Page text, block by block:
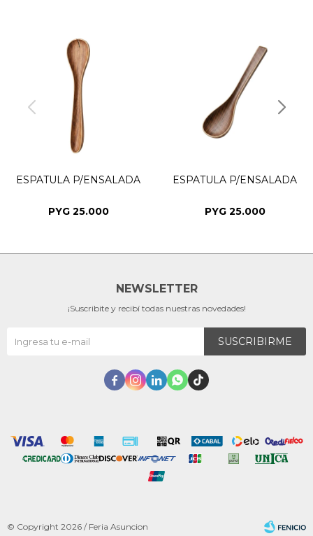
ESPATULA P/ENSALADA
PYG 25.000
ESPATULA P/ENSALADA
PYG 25.000
NEWSLETTER
¡Suscribite y recibí todas nuestras novedades!
SUSCRIBIRME
    
© Copyright 2026 / Feria Asuncion